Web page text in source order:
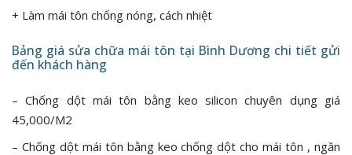
+ Làm mái tôn chống nóng, cách nhiệt
Bảng giá sửa chữa mái tôn tại Bình Dương chi tiết gửi
đến khách hàng
– Chống dột mái tôn bằng keo silicon chuyên dụng giá
45,000/M2
– Chống dột mái tôn bằng keo chống dột cho mái tôn , ngăn